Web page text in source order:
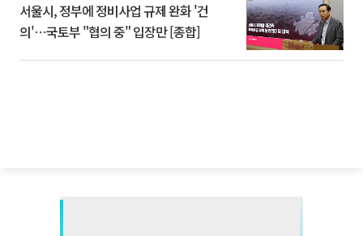
서울시, 정부에 정비사업 규제 완화 '건
의'⋯국토부 "협의 중" 입장만 [종합]